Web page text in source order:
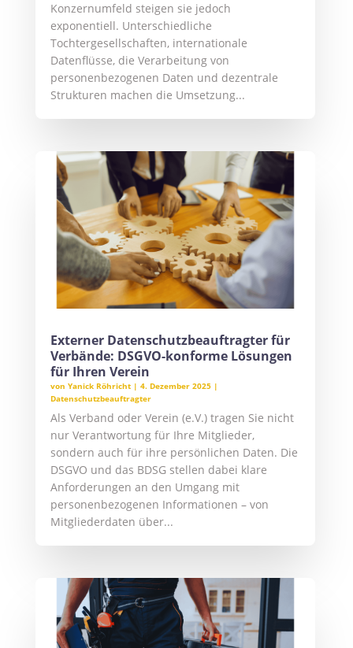
Konzernumfeld steigen sie jedoch
exponentiell. Unterschiedliche
Tochtergesellschaften, internationale
Datenflüsse, die Verarbeitung von
personenbezogenen Daten und dezentrale
Strukturen machen die Umsetzung...
Externer Datenschutzbeauftragter für
Verbände: DSGVO-konforme Lösungen
für Ihren Verein
von Yanick Röhricht| 4. Dezember 2025|
Datenschutzbeauftragter
Als Verband oder Verein (e.V.) tragen Sie nicht
nur Verantwortung für Ihre Mitglieder,
sondern auch für ihre persönlichen Daten. Die
DSGVO und das BDSG stellen dabei klare
Anforderungen an den Umgang mit
personenbezogenen Informationen – von
Mitgliederdaten über...